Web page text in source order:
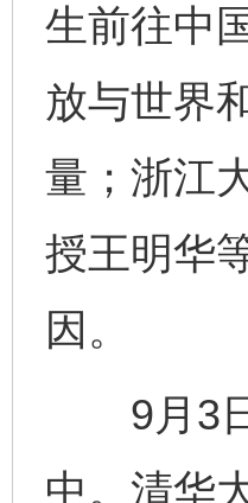
生前往中
放与世界
量；浙江
授王明华
因。
9月3日
中。清华